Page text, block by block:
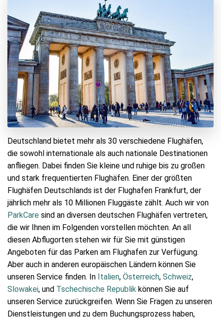
Deutschland bietet mehr als 30 verschiedene Flughäfen,
die sowohl internationale als auch nationale Destinationen
anfliegen. Dabei finden Sie kleine und ruhige bis zu großen
und stark frequentierten Flughäfen. Einer der größten
Flughäfen Deutschlands ist der Flughafen Frankfurt, der
jährlich mehr als 10 Millionen Fluggäste zählt. Auch wir von
ParkCare sind an diversen deutschen Flughäfen vertreten,
die wir Ihnen im Folgenden vorstellen möchten. An all
diesen Abflugorten stehen wir für Sie mit günstigen
Angeboten für das Parken am Flughafen zur Verfügung.
Aber auch in anderen europäischen Ländern können Sie
unseren Service finden. In Italien, Österreich, Schweiz,
Slowakei, und Tschechische Republik können Sie auf
unseren Service zurückgreifen. Wenn Sie Fragen zu unseren
Dienstleistungen und zu dem Buchungsprozess haben,